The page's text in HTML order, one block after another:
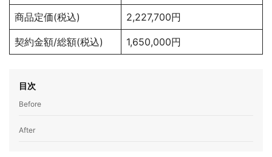
商品定価(税込) 2,227,700円
契約金額/総額(税込) 1,650,000円
目次
Before
After